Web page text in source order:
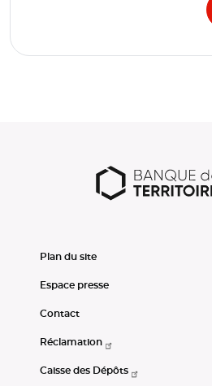
Plan du site
Espace presse
Contact
Réclamation
Caisse des Dépôts